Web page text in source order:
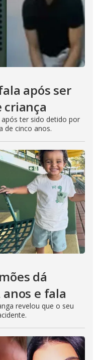
após ser
criança
ter sido detido por
de cinco anos.
dá
e fala
revelou que o seu